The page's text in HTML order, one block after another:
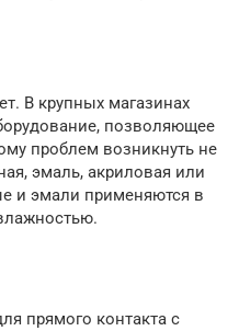
В крупных магазинах
позволяющее
проблем возникнуть не
эмаль, акриловая или
и эмали применяются в
прямого контакта с